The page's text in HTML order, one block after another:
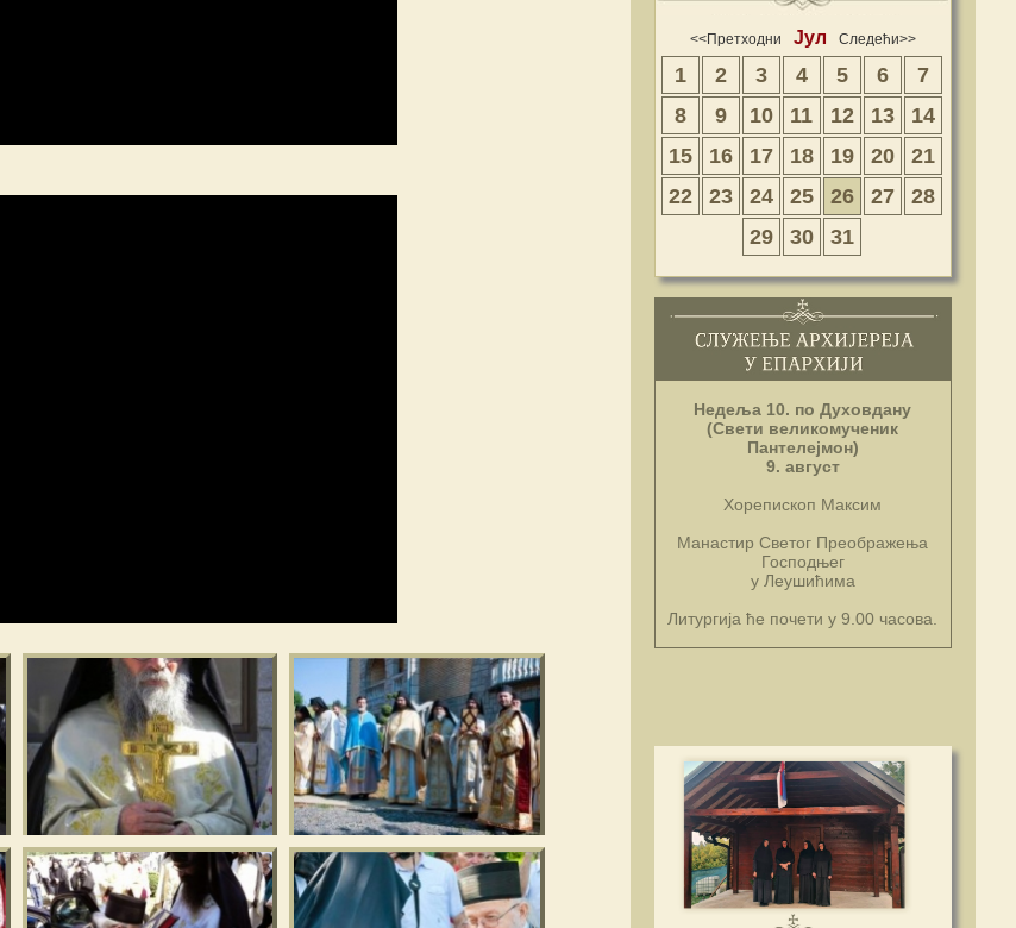
<<Претходни Јул Следећи>>
1 2 3 4 5 6
7
8
9 10 11 12 13
14
15
16 17 18 19 20
21
22
23 24 25 26 27
28
29
30 31
Недеља 10. по Духовдану
(Свети великомученик
Пантелејмон)
9. август
Хорепископ Максим
Манастир Светог Преображења
Господњег
у Леушићима
Литургија ће почети у 9.00 часова.